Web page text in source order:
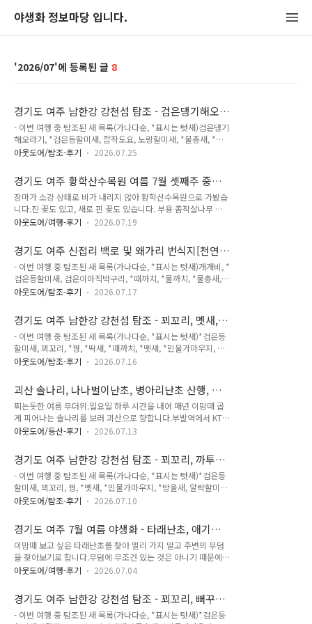
야생화 정보마당 입니다.
2026/07 8
경기도 여주 남한강 강천섬 탐조 - 검은댕기해오
라기, 노랑할미새, 물총새, 밀화부리, 쇠백로
(2026-07-25)
- 이번 여행 중 탐조된 새 목록(가나다순, *표시는 텃새)검은댕기
해오라기, *검은등할미새, 깝작도요, 노랑할미새, *물총새, *민
물가마우지, 밀화부리, *백할미새, *쇠백로, 알락할미새, *왜가
는 데 구름도 보이고 그래서 잠깐 다녀옵니다. 백할미새 - 수컷.
크롭 사진입니다. 알락할미새 - 어린새. 크롭 사진입니다. 물총새
- 수컷. 크롭 사진입니다. 쇠백로 - 번식깃. 크롭 사진입니다. 번
식이 끝났는 지 머리 뒤에 꽁지깃 2가닥이 떨어졌네요. 왜가리 -
크롭 사진입니다. 깝작도요 - 크롭 사진입니다. 노랑할미새 - 크
초 새깃유홍초 쇠백로 - 번식깃. 크롭 사진입니다. 검..
아웃도어/탐조-후기 2026.07.25
경기도 여주 황학산수목원 여름 7월 셋째주 중순
야생화 - 둥근이질풀, 솔잎란, 여우오줌, 자주꽃방
망이, 큰제비고깔, 갈색날개매미충 약충 (2026-
07-19)
장마가 소강 상태로 비가 내리지 않아 황학산수목원으로 가봤습
니다.진 꽃도 있고, 새로 핀 꽃도 있습니다. 부용 좀작살나무 무
궁화 참나리 홍도까치수염 솜다리 - 꽃이 진 모습입니다. 등대시
물에 의한 기형 조직 솔잎란 - 양치식물로 분류됩니다. 솔잎란 -
양치식물로 노란것은 꽃이 아닌 포자낭입니다. 솔잎란 - 포자낭.
점점 노랗게 바뀐다네요. 솔잎란 - 포자낭 금꿩의다리 금꿩의다
리 - 꽃이 만개하기 전 상태입니다. 물망초 - 얼마 지나지 않아 지
겠네요. 범부채 꼬리조팝나무 모감주나무 - 열매 낭아초 버들마
무늬옥잠화 자주꽃방망이 노루오줌 에린지움 땅나리 땅나리 여
우오줌 나무수국 자주꿩의다..
아웃도어/여행-후기 2026.07.19
경기도 여주 신접리 백로 및 왜가리 번식지[천연
기념물 209호], 금당천 탐조 - 개개비, 삑삑도요,
칡때까치, 황조롱이, 후투티 (2026-07-17)
- 이번 여행 중 탐조된 새 목록(가나다순, *표시는 텃새)개개비, *
검은등할미새, 검은이마직박구리, *때까치, *물까치, *물총새, *
민물가마우지, *박새, 삑삑도요, 알락할미새, *왜가리, *원앙, *
흰뺨검둥오리 : 20종 제헌절이자 공휴일입니다.저녁에 비소식이
있지만, 현재 비는 내리지 않고 흐린 날씨라서 새를 찾아 가봅니
다. 처음 만난 새는 황조롱이 입니다. 전봇대에서 방금 사냥을 마
친 후 냠냠 하고 있네요. 황조롱이 - 암컷. 크롭 사진입니다. 황조
롱이 - 암컷. 크롭 사진입니다. 황조롱이 - 암컷. 크롭 사진입니
죠. 황로 - 번식깃. 크롭 사진입니다. 왜가리 ..
아웃도어/탐조-후기 2026.07.17
경기도 여주 남한강 강천섬 탐조 - 꾀꼬리, 멧새,
밀화부리, 후투티, 흰목물떼새 (2026-07-16)
- 이번 여행 중 탐조된 새 목록(가나다순, *표시는 텃새)*검은등
할미새, 꾀꼬리, *꿩, *딱새, *때까치, *멧새, *민물가마우지, 밀
화부리, 알락할미새, *왜가리, *중대백로, 후투티, 흰목물떼새 :
로 갑니다. 꾀꼬리 - 어린새. 크롭 사진입니다. 알락할미새 - 어린
새. 크롭 사진입니다. 알락할미새 - 어린새. 크롭 사진입니다. 멧
새 - 수컷. 크롭 사진입니다. 멧새 - 수컷. 크롭 사진입니다. 검은
등할미새 - 수컷. 크롭 사진입니다. 민물가마우지 - 크롭 사진입
니다. 민물가마우지 - 크롭 사진입니다. 밀화부리 - 암컷. 크롭 사
수컷. 크롭 사진입니다. 꾀꼬리 - 어..
아웃도어/탐조-후기 2026.07.16
괴산 솔나리, 나나벌이난초, 병아리난초 산행, 연
풍 시내버스 시간표 (2026-07-12)
찌는듯한 여름 무더위.일요일 하루 시간을 내어 매년 이맘때 곱
게 피어나는 솔나리를 보러 괴산으로 향합니다.부발역에서 KTX-
이음에 접이식 자전거(가로*세로*폭 150cm 이하만 휴대 가능,
할 짐칸 가까운 자리에 표를 구해두고 기다린 뒤, 승차를 합니다.
55분 후 연풍역에 도착합니다. 연풍역 밖에 붙어 있는 KTX 연풍
역 농어촌버스 시간표입니다. 주로 괴산~연풍~수안보, 수안보~
연풍~괴산 버스입니다. 연풍역에 붉은색 시간표를 참고하면 됩
니다. KTX가 도착 후 시내버스가 도착하게끔 되어 있지만, KTX
다. 연풍역 아래 삼거리의 정류장의 시간표입니다. 연풍역에 부
착된 시간표와 약간 다릅..
아웃도어/등산-후기 2026.07.13
경기도 여주 남한강 강천섬 탐조 - 꾀꼬리, 까투
리, 제비, 후투티, 흰목물떼새 (2026-07-10)
- 이번 여행 중 탐조된 새 목록(가나다순, *표시는 텃새)*검은등
할미새, 꾀꼬리, 꿩, *멧새, *민물가마우지, *방울새, 알락할미새,
*왜가리, 제비, *중대백로, 중백로, *직박구리, 후투티, *흰목물
안오나?해서 강천섬으로 가봅니다. 꿩 - 암컷. 크롭 사진입니다.
까투리라고 하죠. 꿩 - 암컷. 크롭 사진입니다. 알락할미새 - 어린
새. 크롭 사진입니다. 흰목물떼새 - 크롭 사진입니다. 대부분의
돌이 물에 잠겨 있어서 보통 몇마리 관찰되었는 데 오늘은 한마
리만 보입니다. 흰목물떼새 - 크롭 사진입니다. 흰목물떼새 - 크
사진입니다. 검은등할미새 - 어린새. 크롭 사진입..
아웃도어/탐조-후기 2026.07.10
경기도 여주 7월 여름 야생화 - 타래난초, 애기풀.
그리고 루리알락꽃벌 암컷 수컷 구분 방법
(2026-07-04)
이맘때 보고 싶은 타래난초를 찾아 멀리 가지 말고 주변의 무덤
을 찾아보기로 합니다.무덤에 무조건 있는 것은 아니기 때문에,
나름 머리를 굴려서 몇군데 후보지를 지정해서 하나 하나 둘러
었네요. 타래난초 타래난초 타래난초 타래난초 타래난초 타래난
초 타래난초 타래난초, 루리알락꽃벌 - 암컷. 루리알락꽃벌이라
는 만나기 쉽지 않은 벌이 우연히 타래난초에서 꿀을 찾고 있네
아웃도어/여행-후기 2026.07.04
경기도 여주 남한강 강천섬 탐조 - 꾀꼬리, 뻐꾸
기, 쇠제비갈매기, 후투티, 흰목물떼새 (2026-07-
- 이번 여행 중 탐조된 새 목록(가나다순, *표시는 텃새)*검은등